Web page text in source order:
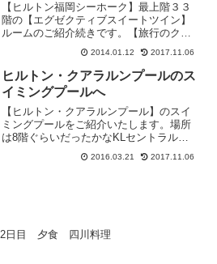
【ヒルトン福岡シーホーク】最上階３３
階の【エグゼクティブスイートツイン】
ルームのご紹介続きです。【旅行のクチ
コミサイトフォートラベル】にも他の宿
泊者からの情報があります。私も参考に
していますので皆様も要チェックです
よ。ベットルームとバスルー...
2014.01.12 2017.11.06
ヒルトン・クアラルンプールのス
イミングプールへ
【ヒルトン・クアラルンプール】のスイ
ミングプールをご紹介いたします。場所
は8階ぐらいだったかなKLセントラル駅
とは反対方向にあります。お部屋からの
プールのようすです。プールが横に長い
2016.03.21 2017.11.06
2日目 夕食 四川料理